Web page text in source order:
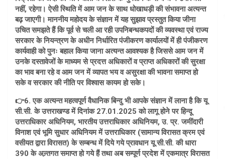
नहीं, रहेगा। ऐसी स्थिति में आम जन के साथ धोखाधड़ी की संभावना अत्यन्त
बढ़ जाएगी। माननीय महोदय के संज्ञान में यह सुझाव प्रस्तुत किया जीना
उचित समझते हैं कि पूर्व से चली आ रही उपनिबन्धकपदों की व्यवस्था एवं राज्य
सरकार के नियन्त्रण के अधीन निर्धारित पंजीकरण कार्यालयों में ही पंजीकरण
कार्यवाही को पुनः बहाल किया जाना अत्यन्त आवश्यक है जिससे आम जन में
उनके दस्तावेजों के माध्यम से प्रदत्त अधिकारों व प्राप्त अधिकारों की सुरक्षा
का भाव बना रहे व आम जन में व्यापत भय व असुरक्षा की भावना समाप्त हो
सके व सरकार की नीति पर विश्वास कायम हो सके।
👉6. एक अत्यन्त महत्वपूर्ण वैधानिक बिन्दु भी आपके संज्ञान में लाना है कि यू
सी.सी. के उत्तराखण्ड में दिनांक 27.01.2025 को लागू होने पर हिन्दू
उत्तराधिकार अधिनियम, भारतीय उत्तराधिकार अधिनियम, उ. प्र. जमींदारी
विनाश एवं भूमि सुधार अधिनियम में उत्तराधिकार (सामान्य विरासत क्रम एवं
वसीयत द्वारा विरासत) के सम्बन्ध में दिये गये प्रावधान यू.सी.सी. की धारा
390 के अन्र्तगत समाप्त हो गये हैं तथा अब सम्पूर्ण प्रदेश में एकमात्र विरासत